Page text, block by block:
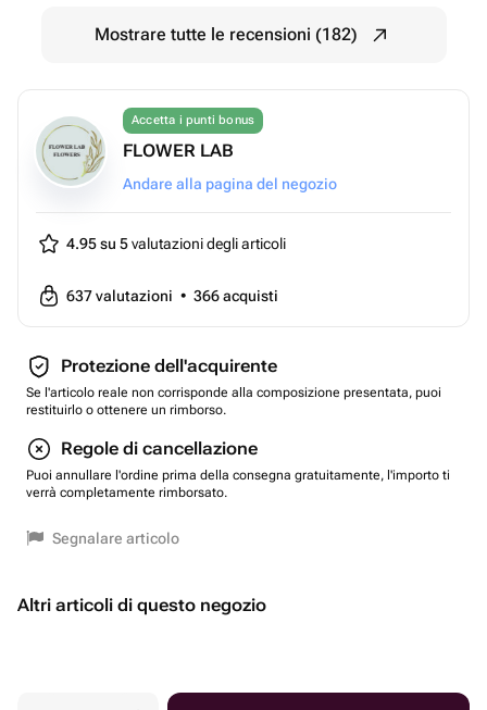
Mostrare tutte le recensioni (182)
Accetta i punti bonus
FLOWER LAB
Andare alla pagina del negozio
4.95 su 5valutazioni degli articoli
637valutazioni • 366acquisti
Protezione dell'acquirente
Se l'articolo reale non corrisponde alla composizione presentata, puoi
restituirlo o ottenere un rimborso.
Regole di cancellazione
Puoi annullare l'ordine prima della consegna gratuitamente, l'importo ti
verrà completamente rimborsato.
Segnalare articolo
Altri articoli di questo negozio